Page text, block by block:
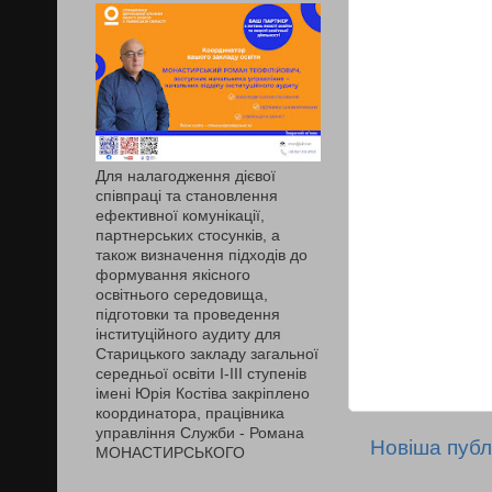
Новіша
Для налагодження дієвої
співпраці та становлення
ефективної комунікації,
партнерських стосунків, а
також визначення підходів до
формування якісного
освітнього середовища,
підготовки та проведення
інституційного аудиту для
Старицького закладу загальної
середньої освіти І-ІІІ ступенів
імені Юрія Костіва закріплено
координатора, працівника
управління Служби - Романа
МОНАСТИРСЬКОГО